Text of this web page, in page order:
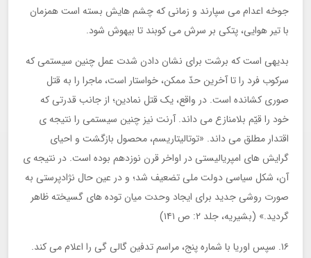
جوخه اعدام می سپارند و زمانی که چشم هایش بسته است همزمان
با تیر هوایی، پتکی بر سرش می کوبند تا بیهوش شود.
بدیهی است که برشت برای نشان دادن شدت عمل چنین سیستمی که
سرکوب فرد را تا آخرین حدّ ممکن، خواستار است، ماجرا را به قتل
صوری کشانده است. در واقع، یک قتل نمادین؛ از جانب قدرتی که
خود را قیّم بلامنازع می داند. آرنت نیز چنین سیستمی را نتیجه ی
اقتدار مطلق می داند. «توتالیتاریسم، محصول بازگشت و احیای
گرایش های امپریالیستی در اواخر قرن نوزدهم بوده است. در نتیجه ی
آن، شکل سیاسی دولت ملی تضعیف شد؛ و در عین حال نژادپرستی به
صورت روشی جدید برای ایجاد وحدت میان توده های گسیخته ظاهر
گردید.» (بشیریه، جلد ۲: ص ۱۴۱)
۱۶. سپس اوریا با شماره پنج، مراسم تدفین گالی گی را اعلام می کند.